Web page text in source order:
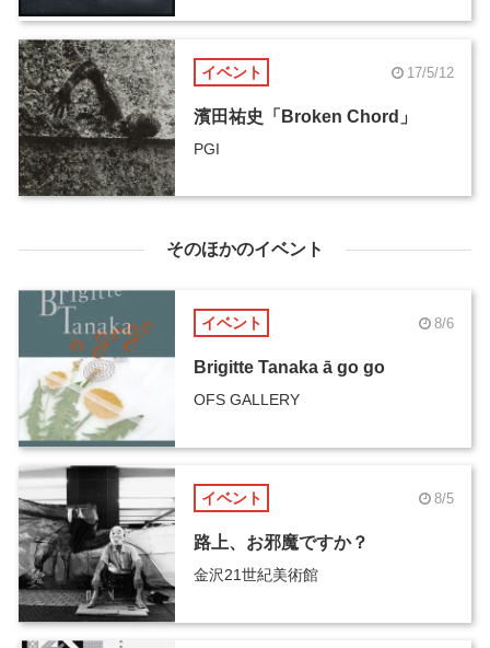
イベント 17/5/12
濱田祐史「Broken Chord」
PGI
そのほかのイベント
イベント 8/6
Brigitte Tanaka ā go go
OFS GALLERY
イベント 8/5
路上、お邪魔ですか？
金沢21世紀美術館